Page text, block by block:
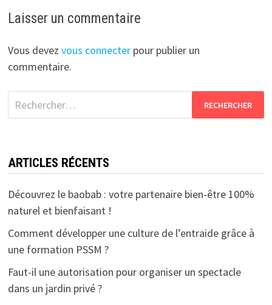
Laisser un commentaire
Vous devez vous connecterpour publier un
commentaire.
Rechercher :
ARTICLES RÉCENTS
Découvrez le baobab : votre partenaire bien-être 100%
naturel et bienfaisant !
Comment développer une culture de l’entraide grâce à
une formation PSSM ?
Faut-il une autorisation pour organiser un spectacle
dans un jardin privé ?